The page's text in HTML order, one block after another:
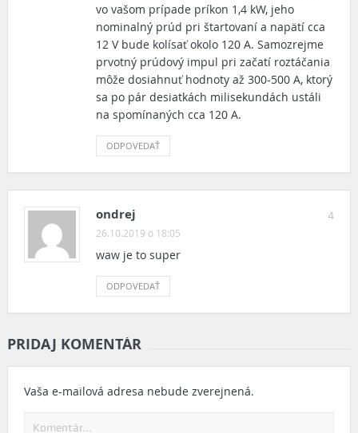
vo vašom prípade príkon 1,4 kW, jeho
nominalný prúd pri štartovaní a napätí cca
12 V bude kolísať okolo 120 A. Samozrejme
prvotný prúdový impul pri začatí roztáčania
môže dosiahnuť hodnoty až 300-500 A, ktorý
sa po pár desiatkách milisekundách ustáli
na spomínaných cca 120 A.
ODPOVEDAŤ
4
ondrej
26.10.2019 o 18:05
waw je to super
ODPOVEDAŤ
PRIDAJ KOMENTÁR
Vaša e-mailová adresa nebude zverejnená.